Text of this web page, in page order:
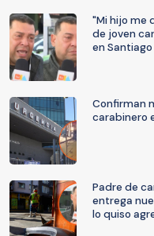
"Mi hijo me
de joven
en Santiago
Confirman
carabinero
Padre de
entrega
lo quiso